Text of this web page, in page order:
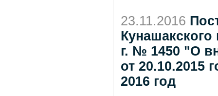
23.11.2016
Кунашакского
г. № 1450 "О
от 20.10.2015
2016 год